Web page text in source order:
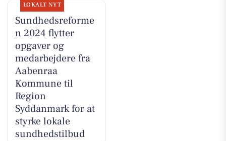
LOKALT NYT
Sundhedsreforme
n 2024 flytter
opgaver og
medarbejdere fra
Aabenraa
Kommune til
Region
Syddanmark for at
styrke lokale
sundhedstilbud